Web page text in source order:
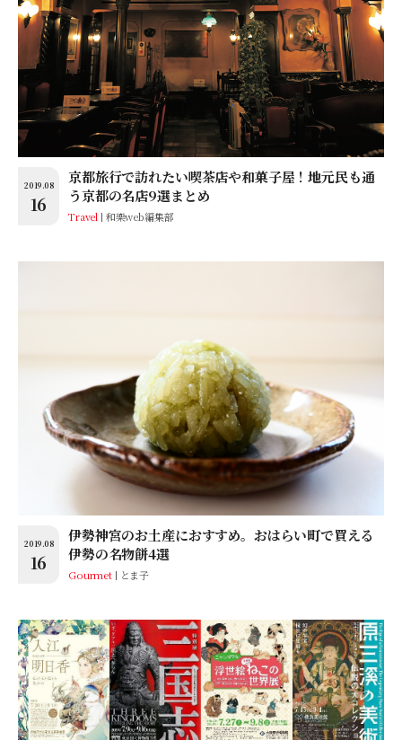
2019.08
16
京都旅行で訪れたい喫茶店や和菓子屋！地元民も通
う京都の名店9選まとめ
Travel 和樂web編集部
2019.08
16
伊勢神宮のお土産におすすめ。おはらい町で買える
伊勢の名物餅4選
Gourmet とま子